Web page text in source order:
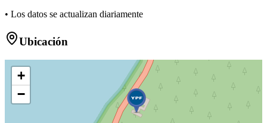
• Los datos se actualizan diariamente
Ubicación
+
−